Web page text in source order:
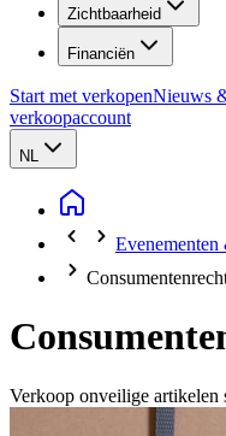
Zichtbaarheid
Financiën
Start met verkopenNieuws
verkoopaccount
NL
Evenementen
Verkoop onveilige artikelen